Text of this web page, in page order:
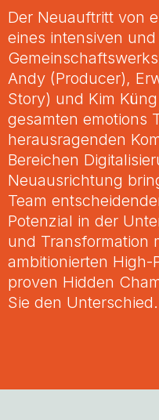
Der Neuauftritt von
eines intensiven
Andy (Producer),
Story) und Kim
gesamten emotions
herausragenden
Bereichen
Neuausrichtung
Team
Potenzial in der
und Transformation
ambitionierten
proven Hidden
Sie den Unterschied.